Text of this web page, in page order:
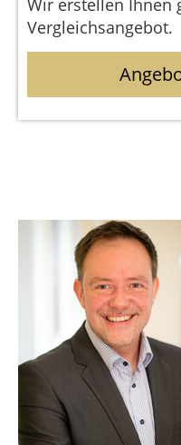
Wir erstellen Ihnen
Vergleichsangebot.